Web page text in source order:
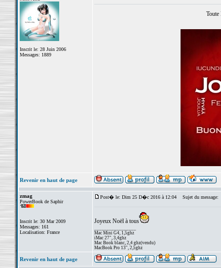
Inscrit le: 28 Juin 2006
Messages: 1889
Toute
Revenir en haut de page
zmag
PowerBook de Saphir
Inscrit le: 30 Mar 2009
Messages: 161
Localisation: France
Post� le: Dim 25 D�c 2016 à 12:04 Sujet du message:
Joyeux Noël à tous
Mac Mini G4, 1,5ghz
iMac 27", 3,4ghz
Mac Book blanc, 2,4 ghz(vendu)
MacBook Pro 13", 2,5ghz
Revenir en haut de page